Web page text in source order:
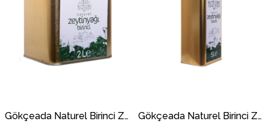
Gökçeada Naturel Birinci Zeytinyağı (Teneke) 2 Lt.
Gökçeada Naturel Birinci Zeytinyağı (Teneke) 5 Lt.